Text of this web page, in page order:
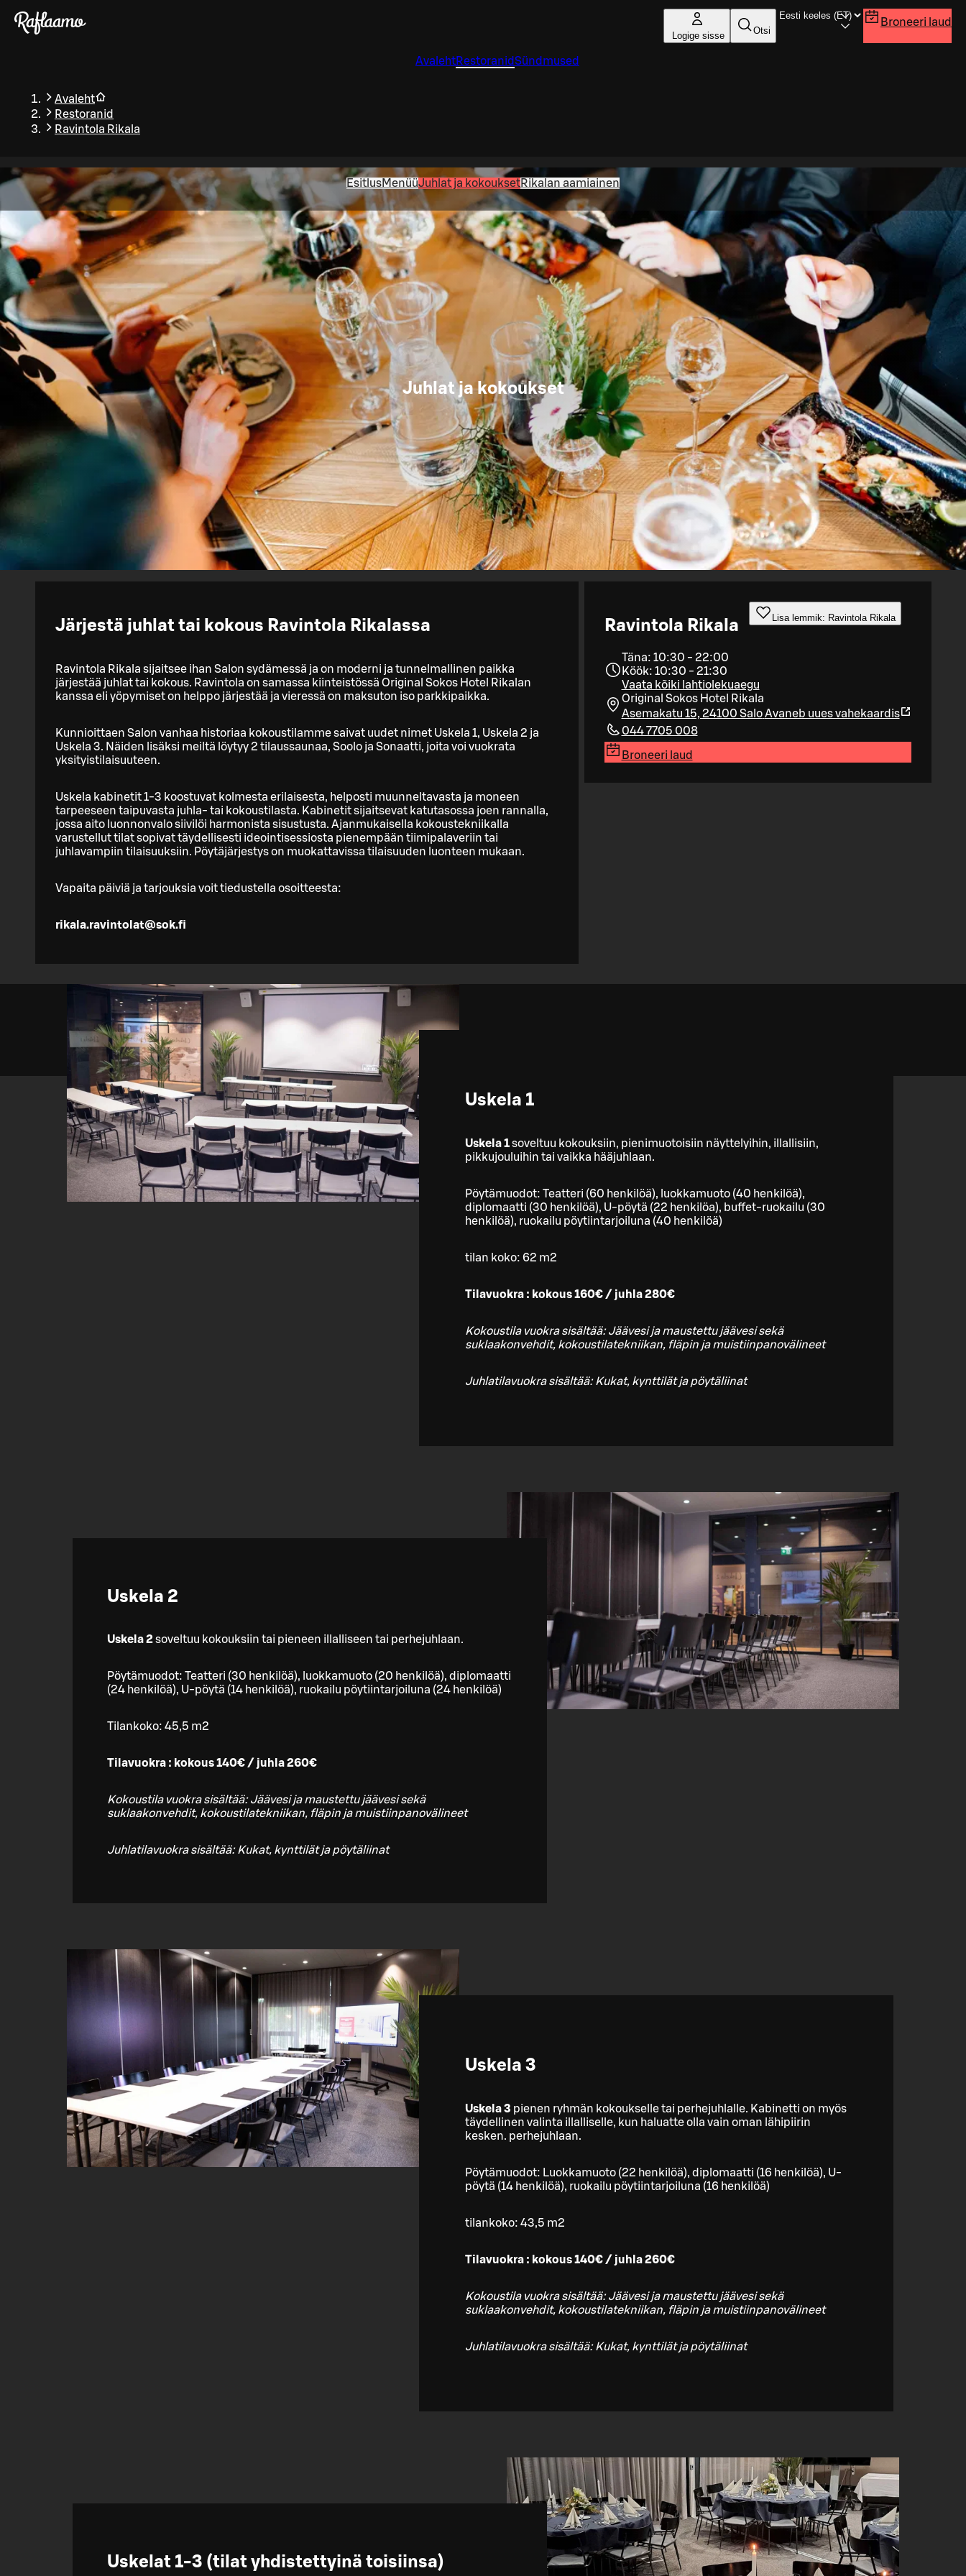
Liigu peamise sisu juurde
Logige sisse Otsi
Broneeri laud
AvalehtRestoranidSündmused
Avaleht
Restoranid
Ravintola Rikala
EsitlusMenüüJuhlat ja kokouksetRikalan aamiainen
Juhlat ja kokoukset
Ravintola Rikala Lisa lemmik: Ravintola Rikala
Täna: 10:30 - 22:00
Köök: 10:30 - 21:30
Vaata kõiki lahtiolekuaegu
Original Sokos Hotel Rikala
Asemakatu 15, 24100 Salo Avaneb uues vahekaardis
044 7705 008
Broneeri laud
Järjestä juhlat tai kokous Ravintola Rikalassa
Ravintola Rikala sijaitsee ihan Salon sydämessä ja on moderni ja tunnelmallinen paikka
järjestää juhlat tai kokous. Ravintola on samassa kiinteistössä Original Sokos Hotel Rikalan
kanssa eli yöpymiset on helppo järjestää ja vieressä on maksuton iso parkkipaikka.
Kunnioittaen Salon vanhaa historiaa kokoustilamme saivat uudet nimet Uskela 1, Uskela 2 ja
Uskela 3. Näiden lisäksi meiltä löytyy 2 tilaussaunaa, Soolo ja Sonaatti, joita voi vuokrata
yksityistilaisuuteen.
Uskela kabinetit 1-3 koostuvat kolmesta erilaisesta, helposti muunneltavasta ja moneen
tarpeeseen taipuvasta juhla- tai kokoustilasta. Kabinetit sijaitsevat katutasossa joen rannalla,
jossa aito luonnonvalo siivilöi harmonista sisustusta. Ajanmukaisella kokoustekniikalla
varustellut tilat sopivat täydellisesti ideointisessiosta pienempään tiimipalaveriin tai
juhlavampiin tilaisuuksiin. Pöytäjärjestys on muokattavissa tilaisuuden luonteen mukaan.
Vapaita päiviä ja tarjouksia voit tiedustella osoitteesta:
rikala.ravintolat@sok.fi
Uskela 1
Uskela 1soveltuu kokouksiin, pienimuotoisiin näyttelyihin, illallisiin,
pikkujouluihin tai vaikka hääjuhlaan.
Pöytämuodot: Teatteri (60 henkilöä), luokkamuoto (40 henkilöä),
diplomaatti (30 henkilöä), U-pöytä (22 henkilöa), buffet-ruokailu (30
henkilöä), ruokailu pöytiintarjoiluna (40 henkilöä)
tilan koko: 62 m2
Tilavuokra : kokous 160€ / juhla 280€
Kokoustila vuokra sisältää: Jäävesi ja maustettu jäävesi sekä
suklaakonvehdit, kokoustilatekniikan, fläpin ja muistiinpanovälineet
Juhlatilavuokra sisältää: Kukat, kynttilät ja pöytäliinat
Uskela 2
Uskela 2soveltuu kokouksiin tai pieneen illalliseen tai perhejuhlaan.
Pöytämuodot: Teatteri (30 henkilöä), luokkamuoto (20 henkilöä), diplomaatti
(24 henkilöä), U-pöytä (14 henkilöä), ruokailu pöytiintarjoiluna (24 henkilöä)
Tilankoko: 45,5 m2
Tilavuokra : kokous 140€ / juhla 260€
Kokoustila vuokra sisältää: Jäävesi ja maustettu jäävesi sekä
suklaakonvehdit, kokoustilatekniikan, fläpin ja muistiinpanovälineet
Juhlatilavuokra sisältää: Kukat, kynttilät ja pöytäliinat
Uskela 3
Uskela 3 pienen ryhmän kokoukselle tai perhejuhlalle. Kabinetti on myös
täydellinen valinta illalliselle, kun haluatte olla vain oman lähipiirin
kesken. perhejuhlaan.
Pöytämuodot: Luokkamuoto (22 henkilöä), diplomaatti (16 henkilöä), U-
pöytä (14 henkilöä), ruokailu pöytiintarjoiluna (16 henkilöä)
tilankoko: 43,5 m2
Tilavuokra : kokous 140€ / juhla 260€
Kokoustila vuokra sisältää: Jäävesi ja maustettu jäävesi sekä
suklaakonvehdit, kokoustilatekniikan, fläpin ja muistiinpanovälineet
Juhlatilavuokra sisältää: Kukat, kynttilät ja pöytäliinat
Uskelat 1-3 (tilat yhdistettyinä toisiinsa)